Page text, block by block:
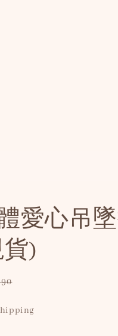
愛心吊
)